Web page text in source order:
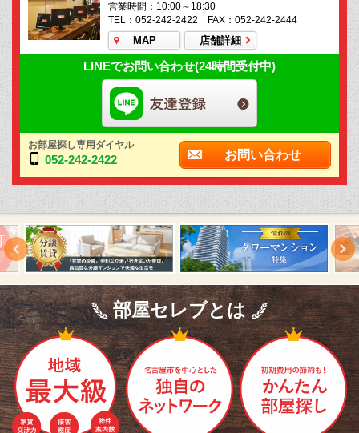
営業時間：10:00～18:30
TEL：052-242-2422 FAX：052-242-2444
MAP 店舗詳細
LINEでお問い合わせ(24時間受付中)
お部屋探し専用ダイヤル
052-242-2422 お問い合わせ
部屋セレブとは